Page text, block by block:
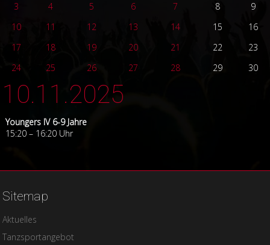
3
4 5 6 7 8
9
10
11 12 13 14 15
16
17
18 19 20 21 22
23
24
25 26 27 28 29 30
10.11.2025
Youngers IV 6-9 Jahre
15:20 – 16:20 Uhr
Sitemap
Navigation
Aktuelles
Tanzsportangebot